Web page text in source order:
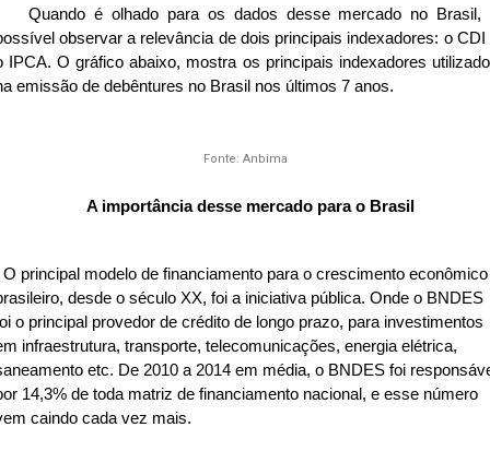
é olhado para os dados desse mercado no Brasil,
observar a relevância de dois principais indexadores: o CDI
IPCA. O gráfico abaixo, mostra os principais indexadores
emissão de debêntures no Brasil nos últimos 7 anos.
Fonte: Anbima
A importância desse mercado para o Brasil
principal modelo de financiamento para o crescimento econômico
desde o século XX, foi a iniciativa pública. Onde o BNDES
o principal provedor de crédito de longo prazo, para investimentos
infraestrutura, transporte, telecomunicações, energia elétrica,
etc. De 2010 a 2014 em média, o BNDES foi
14,3% de toda matriz de financiamento nacional, e esse número
caindo cada vez mais.